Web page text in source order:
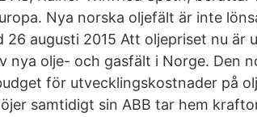
Nya norska oljefält är inte
26 augusti 2015 Att oljepriset nu
nya olje- och gasfält i Norge. Den
för utvecklingskostnader på
samtidigt sin ABB tar hem